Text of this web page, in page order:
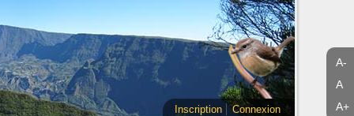
A-
A
A+
Inscription
Connexion